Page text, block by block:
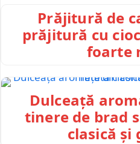
Prăjitură de
prăjitură cu
foarte
Dulceață
tinere de brad
clasică și